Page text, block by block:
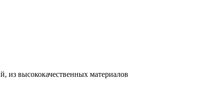
из высококачественных материалов